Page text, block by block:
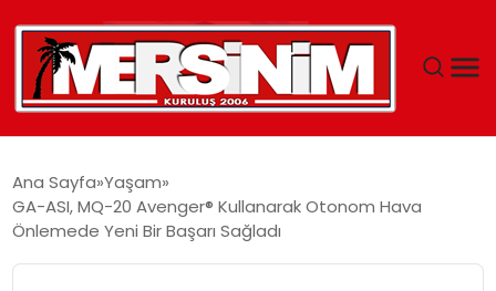
YAŞAM
Ana Sayfa Yaşam
GA-ASI, MQ-20 Avenger® Kullanarak Otonom Hava
Önlemede Yeni Bir Başarı Sağladı